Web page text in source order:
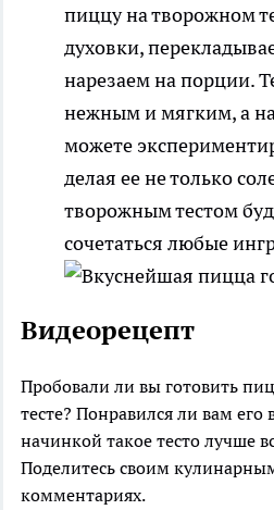
пиццу на творожном
духовки,
нарезаем на порции.
нежным и мягким, а
можете
делая ее не только
творожным тестом
сочетаться любые
Видеорецепт
Пробовали ли вы готовить
тесте? Понравился ли вам его
начинкой такое тесто лучше
Поделитесь своим
комментариях.